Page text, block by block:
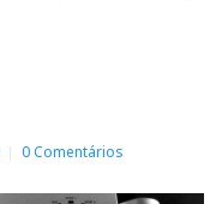
0 Comentários